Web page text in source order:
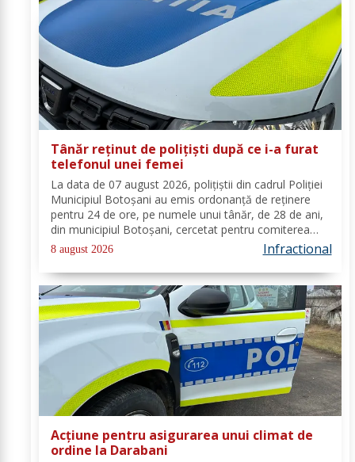
Tânăr reținut de polițiști după ce i-a furat
telefonul unei femei
La data de 07 august 2026, polițiștii din cadrul Poliției
Municipiul Botoșani au emis ordonanță de reținere
pentru 24 de ore, pe numele unui tânăr, de 28 de ani,
din municipiul Botoșani, cercetat pentru comiterea
infracțiunii de furt. În urma probatoriului administrat,
s-a stabilit faptul că, în...
8 august 2026 Infractional
Acțiune pentru asigurarea unui climat de
ordine la Darabani